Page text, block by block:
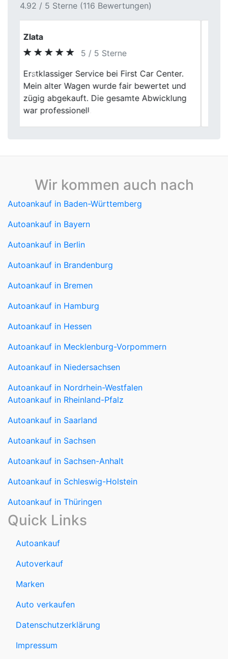
4.92 / 5 Sterne (116 Bewertungen)
Reinhard Vogel
4 / 5 Sterne
Der Fahrzeugverkauf bei First Car Center
in Hemer verlief insgesamt strukturiert und
professionell. Die Dauer des Termins war
etwas länger als angekündigt.
Previous
Wir kommen auch nach
Autoankauf in Baden-Württemberg
Autoankauf in Bayern
Autoankauf in Berlin
Autoankauf in Brandenburg
Autoankauf in Bremen
Autoankauf in Hamburg
Autoankauf in Hessen
Autoankauf in Mecklenburg-Vorpommern
Autoankauf in Niedersachsen
Autoankauf in Nordrhein-Westfalen
Autoankauf in Rheinland-Pfalz
Autoankauf in Saarland
Autoankauf in Sachsen
Autoankauf in Sachsen-Anhalt
Autoankauf in Schleswig-Holstein
Autoankauf in Thüringen
Quick Links
Autoankauf
Autoverkauf
Marken
Auto verkaufen
Datenschutzerklärung
Impressum